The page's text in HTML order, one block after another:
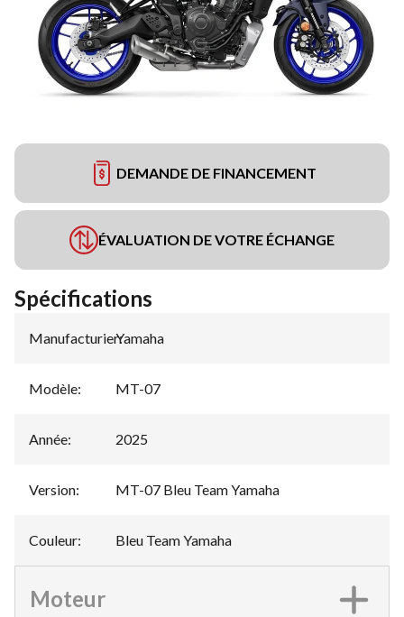
DEMANDE DE FINANCEMENT
ÉVALUATION DE VOTRE ÉCHANGE
Spécifications
Manufacturier:
Yamaha
Modèle: MT-07
Année: 2025
Version: MT-07 Bleu Team Yamaha
Couleur: Bleu Team Yamaha
Moteur